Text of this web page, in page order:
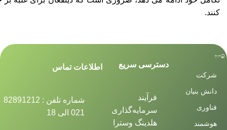
کنند.
شرکت
دانش بنیان
فناوری
هوشمند
دسترسی سریع
فرآیند
سرمایه‌گذاری
هلدینگ وسترا
اطلاعات تماس
شماره تلفن : 82891212
021 الی 18